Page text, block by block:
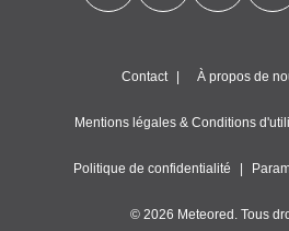
Contact À propos de
Mentions légales & Conditions
Politique de confidentialité
© 2026 Meteored. Tous